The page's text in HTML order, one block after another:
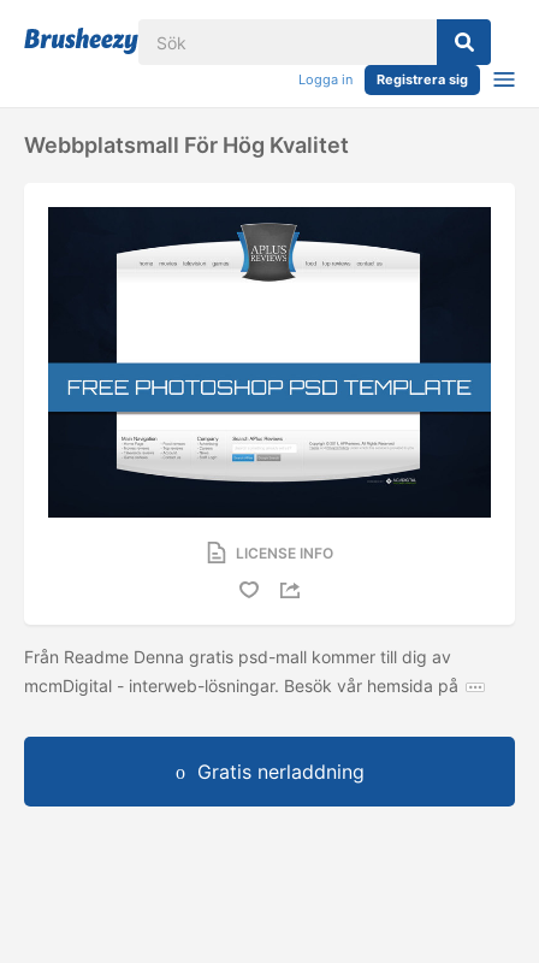
Logga in Registrera sig
Webbplatsmall För Hög Kvalitet
LICENSE INFO
Från Readme Denna gratis psd-mall kommer till dig av
mcmDigital - interweb-lösningar. Besök vår hemsida på
Gratis nerladdning